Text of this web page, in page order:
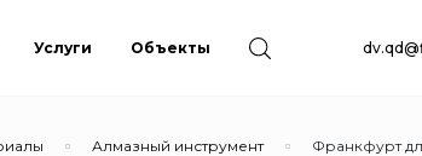
Услуги Объекты
Алмазный инструмент Франкфурт